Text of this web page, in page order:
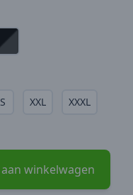
XXL XXXL
winkelwagen